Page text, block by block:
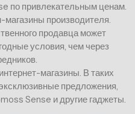
по привлекательным ценам.
производителя.
продавца может
условия, чем через
магазины. В таких
предложения,
Sense и другие гаджеты.